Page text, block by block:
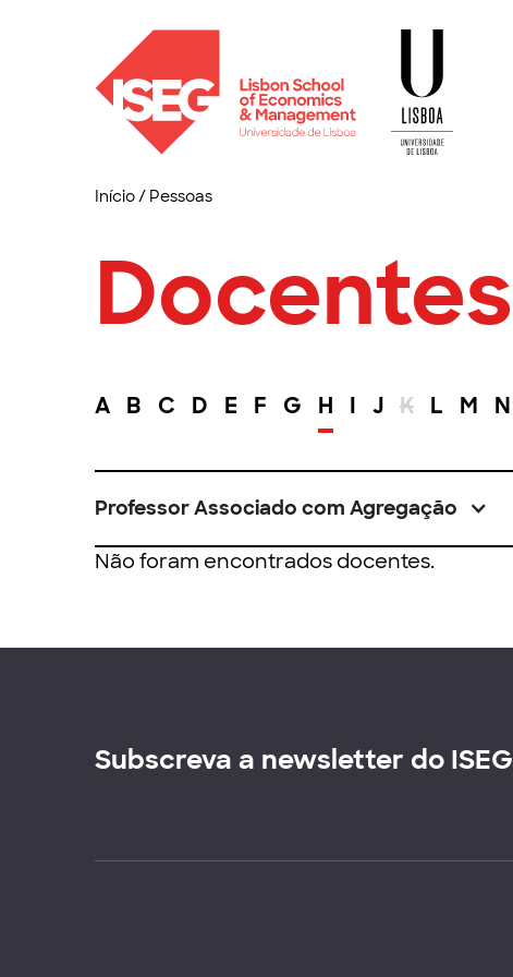
Início/ Pessoas
Docentes
A B C D E F G H I J K L M N
Professor Associado com Agregação
Não foram encontrados docentes.
Subscreva a newsletter do ISEG